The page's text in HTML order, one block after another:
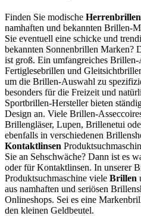
Finden Sie modische Herrenbrillen
namhaften und bekannten Brillen-
Sie eventuell eine schicke und
bekannten Sonnenbrillen Marken?
ist groß. Ein umfangreiches
Fertiglesebrillen und
um die Brillen-Auswahl zu
besonders für die Freizeit und
Sportbrillen-Hersteller bieten
Design an. Viele Brillen-
Brillengläser, Lupen, Brillenetui
ebenfalls in verschiedenen
Kontaktlinsen
Sie an Sehschwäche? Dann ist es
oder für Kontaktlinsen. In unserer
Produktsuchmaschine viele Brillen
aus namhaften und seriösen
Onlineshops. Sei es eine
den kleinen Geldbeutel.